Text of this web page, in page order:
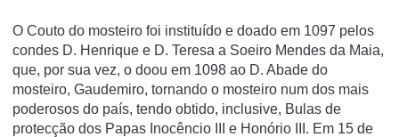
O Couto do mosteiro foi instituí­do e doado em 1097 pelos
condes D. Henrique e D. Teresa a Soeiro Mendes da Maia,
que, por sua vez, o doou em 1098 ao D. Abade do
mosteiro, Gaudemiro, tornando o mosteiro num dos mais
poderosos do paí­s, tendo obtido, inclusive, Bulas de
protecção dos Papas Inocêncio III e Honório III. Em 15 de